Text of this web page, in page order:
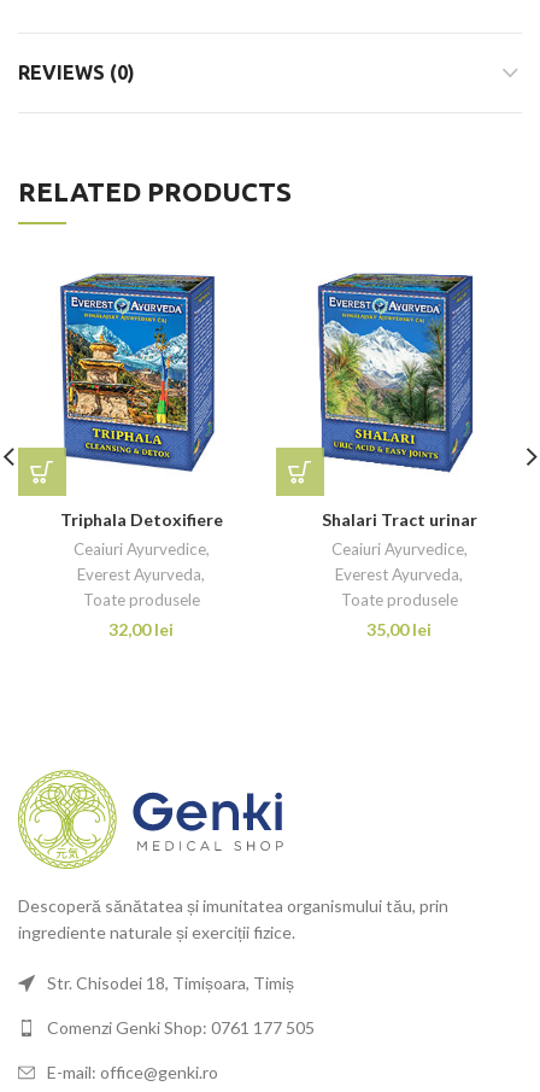
REVIEWS (0)
RELATED PRODUCTS
Triphala Detoxifiere
Ceaiuri Ayurvedice,
Everest Ayurveda,
Toate produsele
32,00lei
Shalari Tract urinar
Ceaiuri Ayurvedice,
Everest Ayurveda,
Toate produsele
35,00lei
Descoperă sănătatea și imunitatea organismului tău, prin
ingrediente naturale și exerciții fizice.
Str. Chisodei 18, Timișoara, Timiș
Comenzi Genki Shop: 0761 177 505
E-mail: office@genki.ro